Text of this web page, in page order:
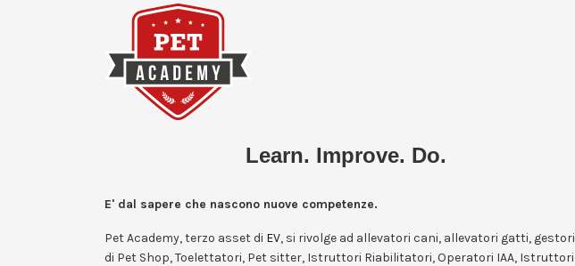
Learn. Improve. Do.
E' dal sapere che nascono nuove competenze.
Pet Academy, terzo asset di EV, si rivolge ad allevatori cani, allevatori gatti, gestori
di Pet Shop, Toelettatori, Pet sitter, Istruttori Riabilitatori, Operatori IAA, Istruttori